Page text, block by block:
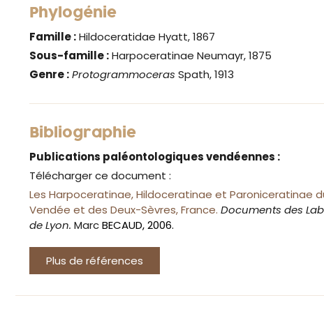
Phylogénie
Famille :Hildoceratidae Hyatt, 1867
Sous-famille :Harpoceratinae Neumayr, 1875
Genre :Protogrammoceras Spath, 1913
Bibliographie
Publications paléontologiques vendéennes :
Télécharger ce document :
Les Harpoceratinae, Hildoceratinae et Paroniceratinae
Vendée et des Deux-Sèvres, France. Documents des
de Lyon. MarcBECAUD, 2006.
Plus de références